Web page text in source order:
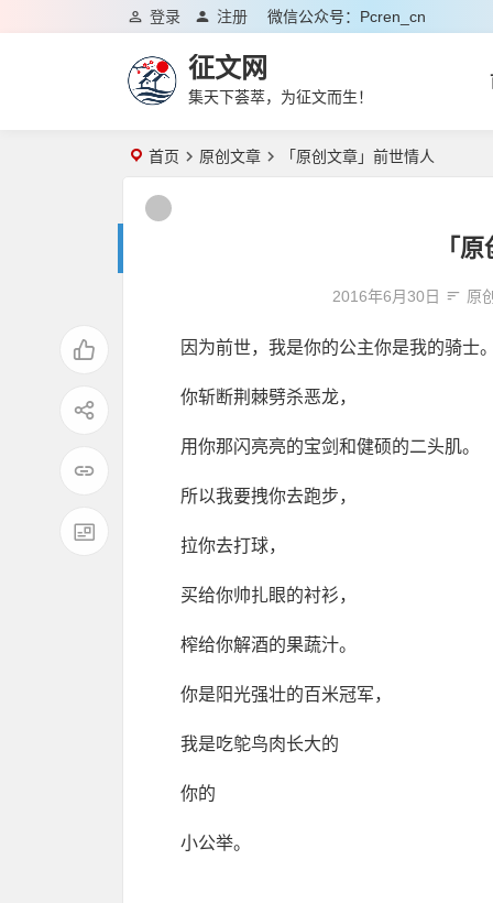
微信公众号：pcren_cn
登录 注册
征文网
集天下荟萃，为征文而生！
首页 原创文章 「原创文章」前世情人
「
2016年6月30日 原
因为前世，我是你的公主你是我的骑士。
你斩断荆棘劈杀恶龙，
用你那闪亮亮的宝剑和健硕的二头肌。
所以我要拽你去跑步，
拉你去打球，
买给你帅扎眼的衬衫，
榨给你解酒的果蔬汁。
你是阳光强壮的百米冠军，
我是吃鸵鸟肉长大的
你的
小公举。